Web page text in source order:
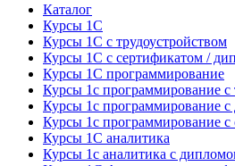
Каталог
Курсы 1С
Курсы 1С с трудоустройством
Курсы 1С с сертификатом /
Курсы 1С программирование
Курсы 1с программирование с
Курсы 1с программирование
Курсы 1с программирование с
Курсы 1С аналитика
Курсы 1с аналитика с